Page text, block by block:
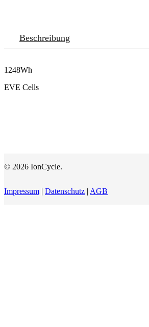
Beschreibung
1248Wh
EVE Cells
© 2026 IonCycle.
Impressum | Datenschutz | AGB